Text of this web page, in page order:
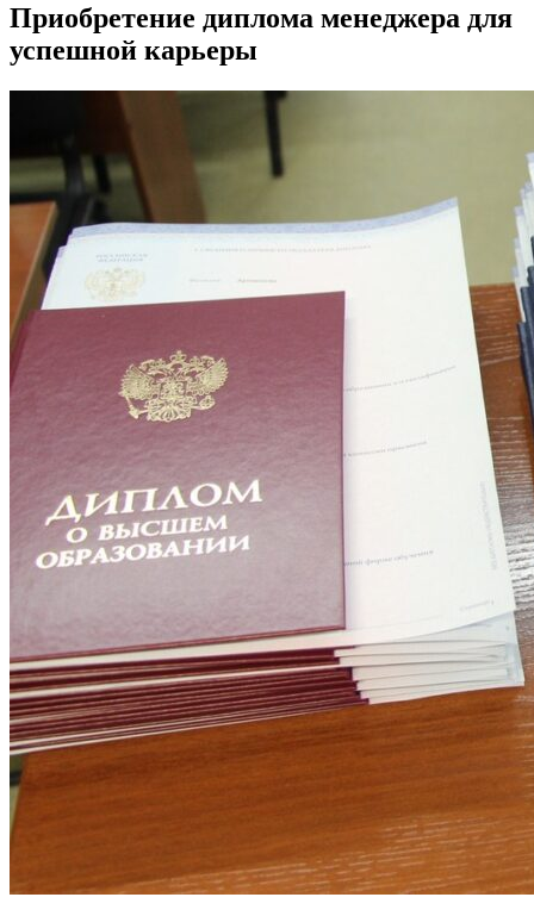
Приобретение диплома менеджера для
успешной карьеры